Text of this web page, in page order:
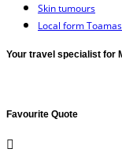
Skin tumours
Local form
Your travel specialist for
Favourite Quote